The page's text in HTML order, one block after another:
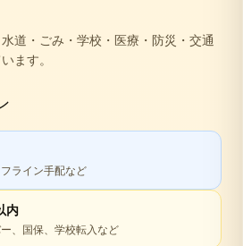
道・ごみ・学校・医療・防災・交通
ます。
ライン手配など
内
、国保、学校転入など